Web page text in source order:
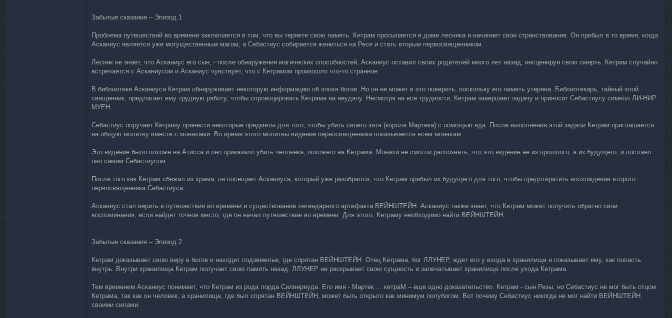
Забытые сказания – Эпизод 1
Проблема путешествий во времени заключается в том, что вы теряете свою память. Кетрам просыпается в доме лесника и начинает свои странствования. Он прибыл в то время, когда
Асканиус является уже могущественным магом, а Себастиус собирается жениться на Ресе и стать вторым первосвященником.
Лесник не знает, что Асканиус его сын, - после обнаружения магических способностей, Асканиус оставил своих родителей много лет назад, инсценируя свою смерть. Кетрам случайно
встречается с Асканиусом и Асканиус чувствует, что с Кетрамом произошло что-то странное.
В библиотеке Асканиуса Кетрам обнаруживает некоторую информацию об эпохе богов. Но он не может в это поверить, поскольку его память утеряна. Библиотекарь, тайный злой
священник, предлагает ему трудную работу, чтобы спровоцировать Кетрама на неудачу. Несмотря на все трудности, Кетрам завершает задачу и приносит Себастиусу символ ЛИ-НИР
МУЕН.
Себастиус поручает Кетраму принести некоторые предметы для того, чтобы убить своего зятя (короля Мартека) с помощью яда. После выполнения этой задачи Кетрам приглашается
на общую молитву вместе с монахами. Во время этого молитвы видение первосвященника показывается всем монахам.
Это видение было похоже на Атисса и оно приказало убить человека, похожего на Кетрама. Монахи не смогли распознать, что это видение не из прошлого, а из будущего, и послано
оно самим Себастиусом.
После того как Кетрам сбежал из храма, он посещает Асканиуса, который уже разобрался, что Кетрам прибыл из будущего для того, чтобы предотвратить восхождение второго
первосвященника Себастиуса.
Асканиус стал верить в путешествия во времени и существование легендарного артефакта ВЕЙНШТЕЙН. Асканиус также знает, что Кетрам может получить обратно свои
воспоминания, если найдет точное место, где он начал путешествие во времени. Для этого, Кетраму необходимо найти ВЕЙНШТЕЙН.
Забытые сказания – Эпизод 2
Кетрам доказывает свою веру в богов и находит подземелье, где спрятан ВЕЙНШТЕЙН. Отец Кетрама, бог ЛЛУНЕР, ждет его у входа в хранилище и показывает ему, как попасть
внутрь. Внутри хранилища Кетрам получает свою память назад. ЛЛУНЕР не раскрывает свою сущность и запечатывает хранилище после ухода Кетрама.
Тем временем Асканиус понимает, что Кетрам из рода лорда Силвервуда. Его имя - Мартек ... кетраМ – еще одно доказательство. Кетрам - сын Резы, но Себастиус не мог быть отцом
Кетрама, так как он человек, а хранилище, где был спрятан ВЕЙНШТЕЙН, может быть открыто как минимум полубогом. Вот почему Себастиус никогда не мог найти ВЕЙНШТЕЙН
своими силами.